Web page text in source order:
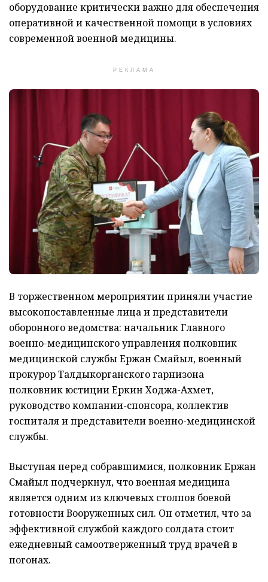
оборудование критически важно для обеспечения
оперативной и качественной помощи в условиях
современной военной медицины.
РЕКЛАМА
В торжественном мероприятии приняли участие
высокопоставленные лица и представители
оборонного ведомства: начальник Главного
военно-медицинского управления полковник
медицинской службы Ержан Смайыл, военный
прокурор Талдыкорганского гарнизона
полковник юстиции Еркин Ходжа-Ахмет,
руководство компании-спонсора, коллектив
госпиталя и представители военно-медицинской
службы.
Выступая перед собравшимися, полковник Ержан
Смайыл подчеркнул, что военная медицина
является одним из ключевых столпов боевой
готовности Вооруженных сил. Он отметил, что за
эффективной службой каждого солдата стоит
ежедневный самоотверженный труд врачей в
погонах.